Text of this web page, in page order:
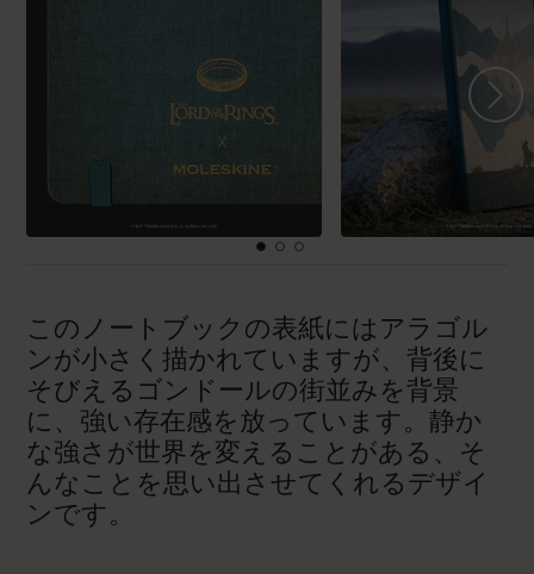
このノートブックの表紙にはアラゴル
ンが小さく描かれていますが、背後に
そびえるゴンドールの街並みを背景
に、強い存在感を放っています。静か
な強さが世界を変えることがある、そ
んなことを思い出させてくれるデザイ
ンです。